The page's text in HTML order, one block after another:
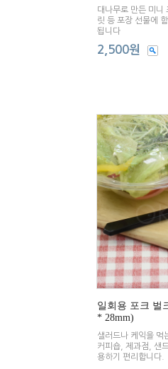
대나무로 만든 미니
릿 등 포장 선물에
됩니다
2,500원
일회용 포크 벌
* 28mm)
샐러드나 케익을 먹
커피숍, 제과점, 샌
용하기 편리합니다.